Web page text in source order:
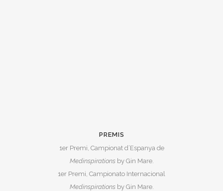
PREMIS
1er Premi, Campionat d’Espanya de
Medinspirationsby Gin Mare.
1er Premi, Campionato Internacional
Medinspirationsby Gin Mare.